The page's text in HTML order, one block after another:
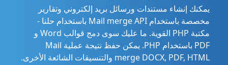
يمكنك إنشاء مستندات ورسائل بريد إلكتروني وتقارير
مخصصة باستخدام Mail merge API باستخدام حلنا -
مكتبة PHP القوية. ما عليك سوى دمج قوالب Word و
PDF باستخدام PHP. يمكن حفظ نتيجة عملية Mail
merge DOCX, PDF, HTML والتنسيقات الشائعة الأخرى.